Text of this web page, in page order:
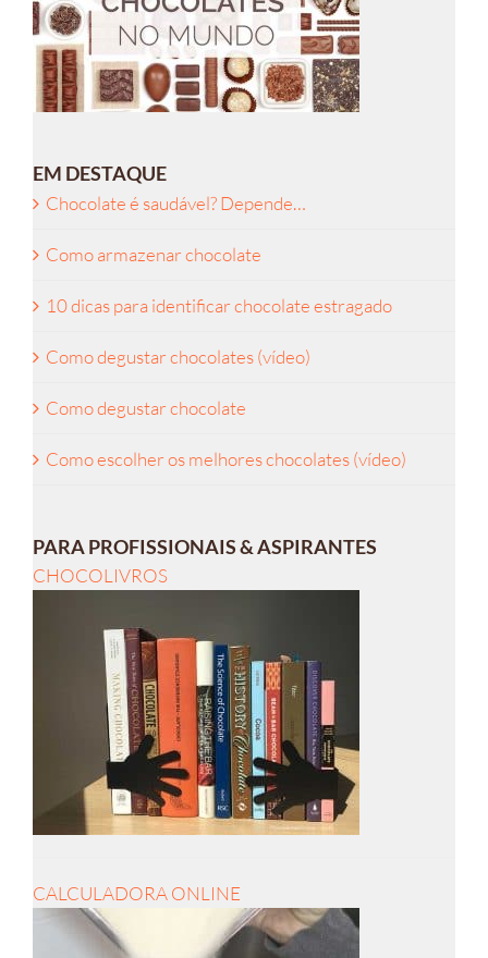
EM DESTAQUE
Chocolate é saudável? Depende…
Como armazenar chocolate
10 dicas para identificar chocolate estragado
Como degustar chocolates (vídeo)
Como degustar chocolate
Como escolher os melhores chocolates (vídeo)
PARA PROFISSIONAIS & ASPIRANTES
CHOCOLIVROS
CALCULADORA ONLINE